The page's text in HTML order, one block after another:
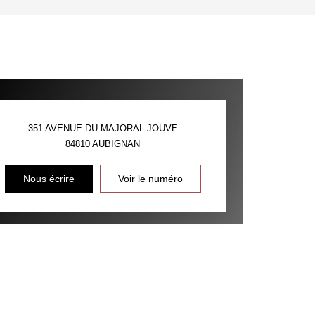
351 AVENUE DU MAJORAL JOUVE
84810AUBIGNAN
Nous écrire Voir le numéro